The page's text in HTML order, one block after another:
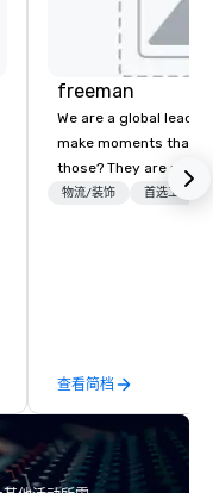
freeman
We are a global
make moments that
those? They are
experiences that
物流/装饰 首选工作人
查看简档